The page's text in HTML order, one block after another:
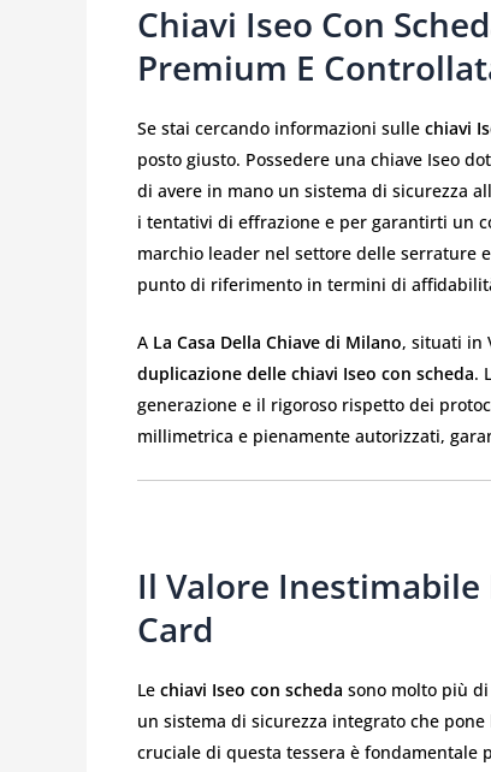
Chiavi Iseo Con
Premium E
Se stai cercando informazioni sulle chiavi
posto giusto. Possedere una chiave Iseo
di avere in mano un sistema di sicurezza
i tentativi di effrazione e per garantirti un
marchio leader nel settore delle serrature
punto di riferimento in termini di
A La Casa Della Chiave di Milano, situati in
duplicazione delle chiavi Iseo con scheda.
generazione e il rigoroso rispetto dei
millimetrica e pienamente autorizzati,
Il Valore Inestimabile
Card
Le chiavi Iseo con scheda sono molto più
un sistema di sicurezza integrato che
cruciale di questa tessera è fondamentale